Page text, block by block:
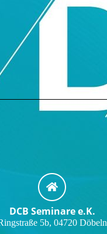
DCB Seminare e.K.
5b, 04720 Döbeln